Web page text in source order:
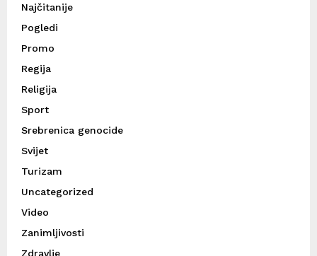
Najčitanije
Pogledi
Promo
Regija
Religija
Sport
Srebrenica genocide
Svijet
Turizam
Uncategorized
Video
Zanimljivosti
Zdravlje